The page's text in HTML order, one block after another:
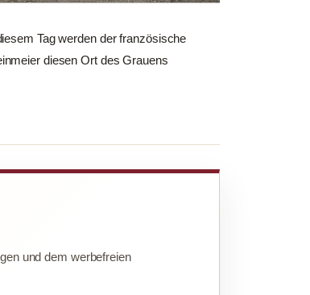
Tag werden der französische
diesen Ort des Grauens
und dem werbefreien